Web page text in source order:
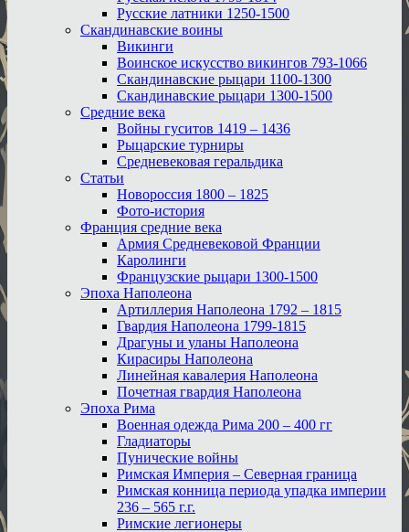
Русские латники 1250-1500
Скандинавские воины
Викинги
Воинское искусство викингов 793-1066
Скандинавские рыцари 1100-1300
Скандинавские рыцари 1300-1500
Средние века
Войны гуситов 1419 – 1436
Рыцарские турниры
Средневековая геральдика
Статьи
Новороссия 1800 – 1825
Фото-история
Франция средние века
Армия Средневековой Франции
Каролинги
Французские рыцари 1300-1500
Эпоха Наполеона
Артиллерия Наполеона 1792 – 1815
Гвардия Наполеона 1799-1815
Драгуны и уланы Наполеона
Кирасиры Наполеона
Линейная кавалерия Наполеона
Почетная гвардия Наполеона
Эпоха Рима
Военная одежда Рима 200 – 400 гг
Гладиаторы
Пунические войны
Римская Империя – Северная граница
Римская конница периода упадка империи
236 – 565 г.г.
Римские легионеры